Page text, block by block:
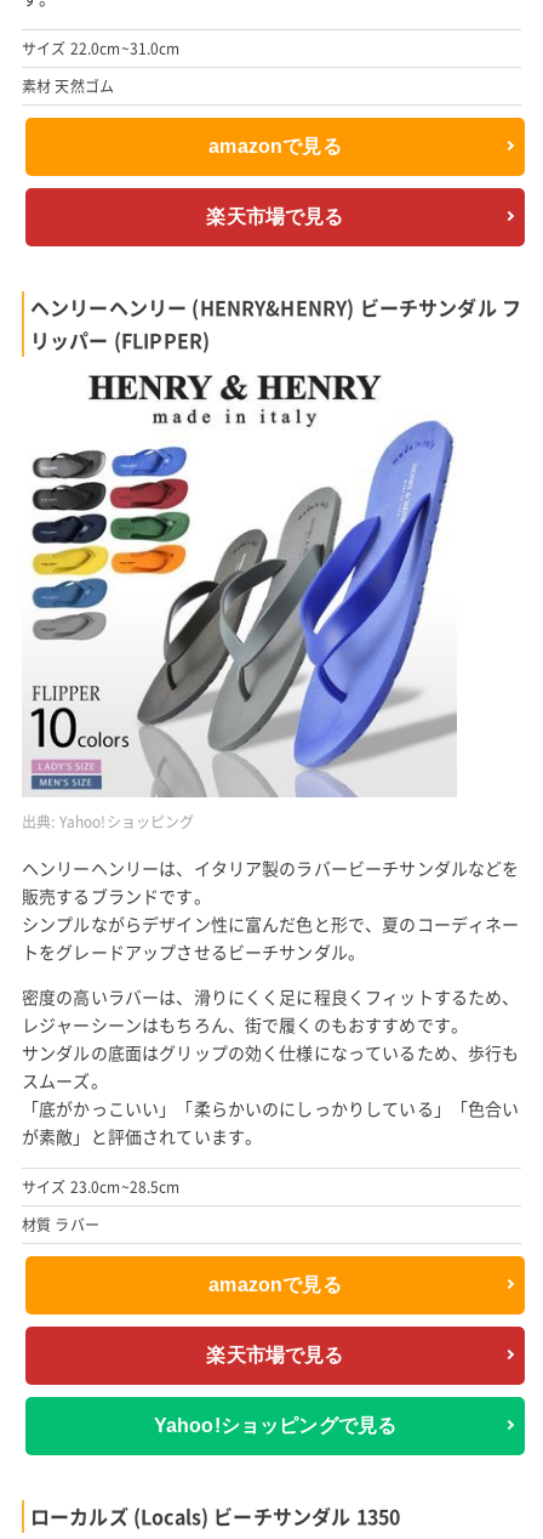
サイズ 22.0cm~31.0cm
素材 天然ゴム
amazonで見る
楽天市場で見る
ヘンリーヘンリー (HENRY&HENRY) ビーチサンダル フ
リッパー (FLIPPER)
出典: Yahoo!ショッピング
ヘンリーヘンリーは、イタリア製のラバービーチサンダルなどを
販売するブランドです。
シンプルながらデザイン性に富んだ色と形で、夏のコーディネー
トをグレードアップさせるビーチサンダル。
密度の高いラバーは、滑りにくく足に程良くフィットするため、
レジャーシーンはもちろん、街で履くのもおすすめです。
サンダルの底面はグリップの効く仕様になっているため、歩行も
スムーズ。
「底がかっこいい」「柔らかいのにしっかりしている」「色合い
が素敵」と評価されています。
サイズ 23.0cm~28.5cm
材質 ラバー
amazonで見る
楽天市場で見る
Yahoo!ショッピングで見る
ローカルズ (Locals) ビーチサンダル 1350